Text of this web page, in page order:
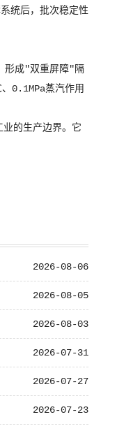
统后，批次稳定性
形成"双重屏障"隔
0.1MPa蒸汽作用
的生产边界。它
2026-08-06
2026-08-05
2026-08-03
2026-07-31
2026-07-27
2026-07-23